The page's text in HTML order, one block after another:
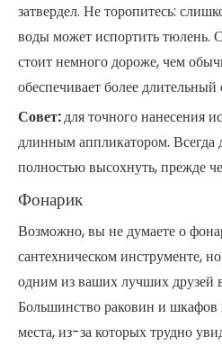
затвердел. Не торопитесь:
воды может испортить тюлень.
стоит немного дороже, чем
обеспечивает более
Совет:для точного нанесения
длинным аппликатором. Всегда
полностью высохнуть, прежде
Фонарик
Возможно, вы не думаете о
сантехническом инструменте,
одним из ваших лучших друзей
Большинство раковин и
места, из-за которых трудно